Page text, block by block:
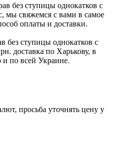
без ступицы однокатков с
мы свяжемся с вами в самое
оплаты и доставки.
без ступицы однокатков с
доставка по Харькову, в
по всей Украине.
просьба уточнять цену у